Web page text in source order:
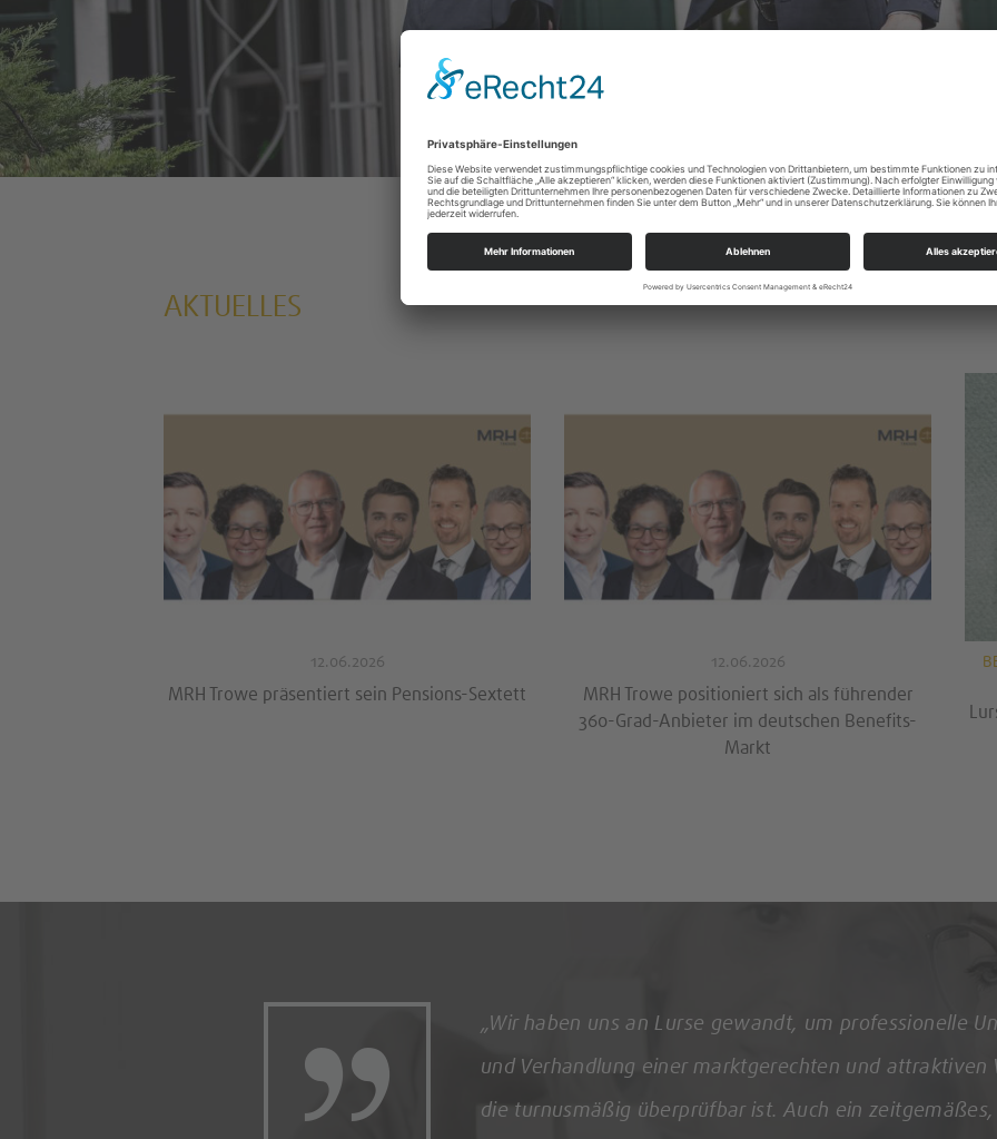
AKTUELLES
12.06.2026
MRH Trowe positioniert sich als führender
COMPENSATION & BENEFITS
Lurse Trendstudie Winter 2025: Abwärtstrend
bei Gehaltsbudgets setzt sich fort
attraktiven Vergütungsstruktur zu erhalten,
„Unsere bisherigen Versorgungssysteme waren nicht
Altersversorgungssystem von KRONES haben wir
geschaffen, welche nachhaltig finanzierbar ist. Die